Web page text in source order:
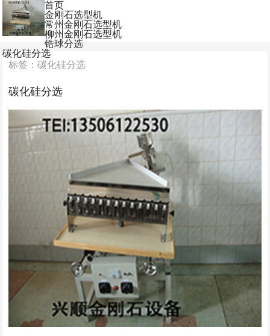
首页
金刚石选型机
常州金刚石选型机
柳州金刚石选型机
锆球分选
碳化硅分选
标签：碳化硅分选
碳化硅分选